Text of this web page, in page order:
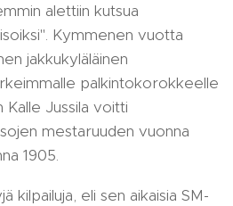
alettiin kutsua
Kymmenen vuotta
jakkukyläläinen
palkintokorokkeelle
Kalle Jussila voitti
mestaruuden vuonna
1905.
kilpailuja, eli sen aikaisia SM-